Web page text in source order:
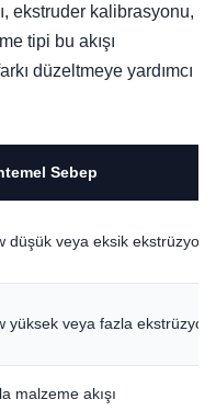
ekstruder kalibrasyonu,
tipi bu akışı
düzeltmeye yardımcı
Sebep
düşük veya eksik ekstrüzyon
yüksek veya fazla ekstrüzyon
malzeme akışı